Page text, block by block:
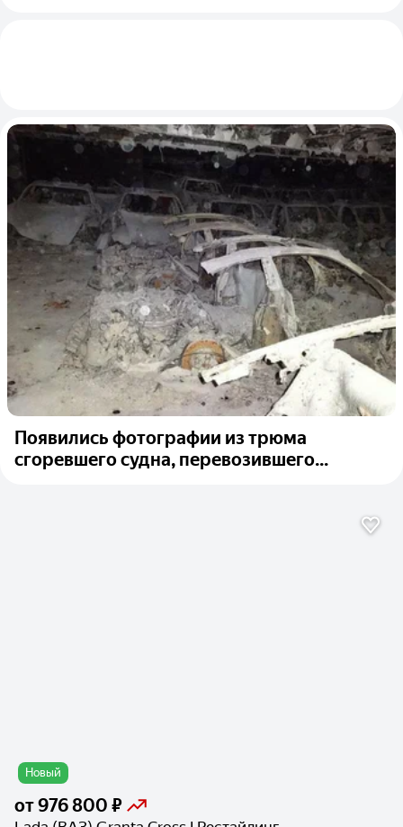
Появились фотографии из трюма
сгоревшего судна, перевозившего...
Новый
от976 800 ₽